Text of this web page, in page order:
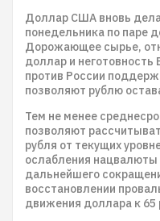
Доллар США вновь
понедельника по паре
Дорожающее сырье,
доллар и
против России
позволяют рублю
Тем не менее
позволяют
рубля от текущих
ослабления
дальнейшего
восстановлении
движения доллара к 65